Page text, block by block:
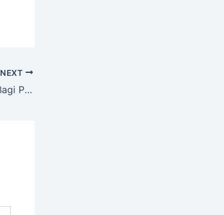
NEXT
Pentingnya Sertifikasi ISO Bagi Perusahaan